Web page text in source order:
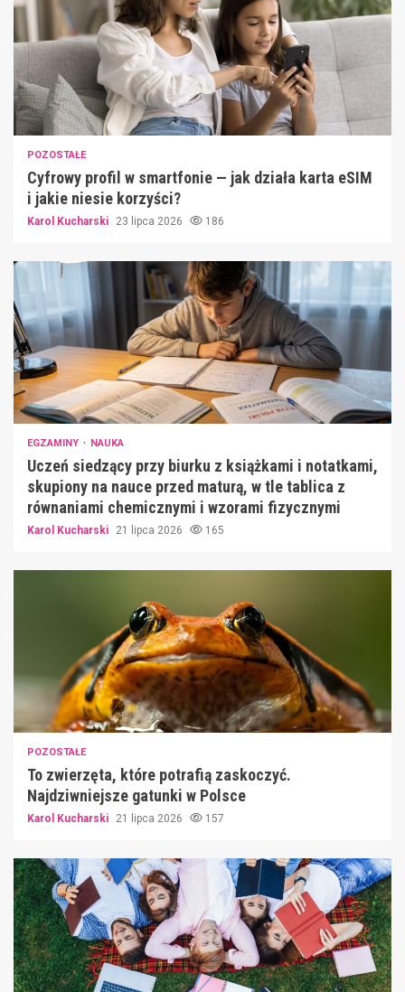
POZOSTAŁE
Cyfrowy profil w smartfonie — jak działa karta eSIM
i jakie niesie korzyści?
Karol Kucharski 23 lipca 2026 186
EGZAMINY NAUKA
Uczeń siedzący przy biurku z książkami i notatkami,
skupiony na nauce przed maturą, w tle tablica z
równaniami chemicznymi i wzorami fizycznymi
Karol Kucharski 21 lipca 2026 165
POZOSTAŁE
To zwierzęta, które potrafią zaskoczyć.
Najdziwniejsze gatunki w Polsce
Karol Kucharski 21 lipca 2026 157